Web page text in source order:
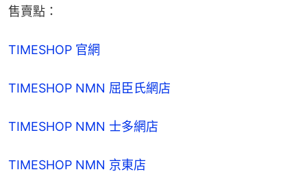
售賣點：
TIMESHOP 官網
TIMESHOP NMN 屈臣氏網店
TIMESHOP NMN 士多網店
TIMESHOP NMN 京東店